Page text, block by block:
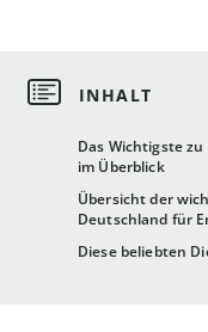
Das Wichtigste
im Überblick
Übersicht der
Deutschland für
Diese beliebten